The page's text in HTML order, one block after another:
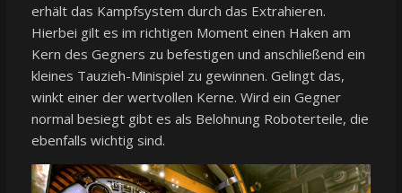
erhält das Kampfsystem durch das Extrahieren.
Hierbei gilt es im richtigen Moment einen Haken am
Kern des Gegners zu befestigen und anschließend ein
kleines Tauzieh-Minispiel zu gewinnen. Gelingt das,
winkt einer der wertvollen Kerne. Wird ein Gegner
normal besiegt gibt es als Belohnung Roboterteile, die
ebenfalls wichtig sind.